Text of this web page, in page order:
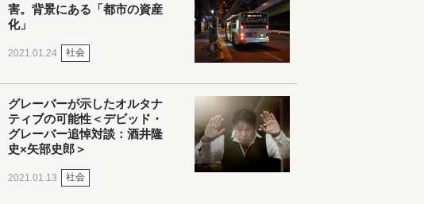
害。背景にある「都市の資産
化」
2021.01.24 社会
グレーバーが示したオルタナ
ティブの可能性＜デビッド・
グレーバー追悼対談：酒井隆
史×矢部史郎＞
2021.01.13 社会